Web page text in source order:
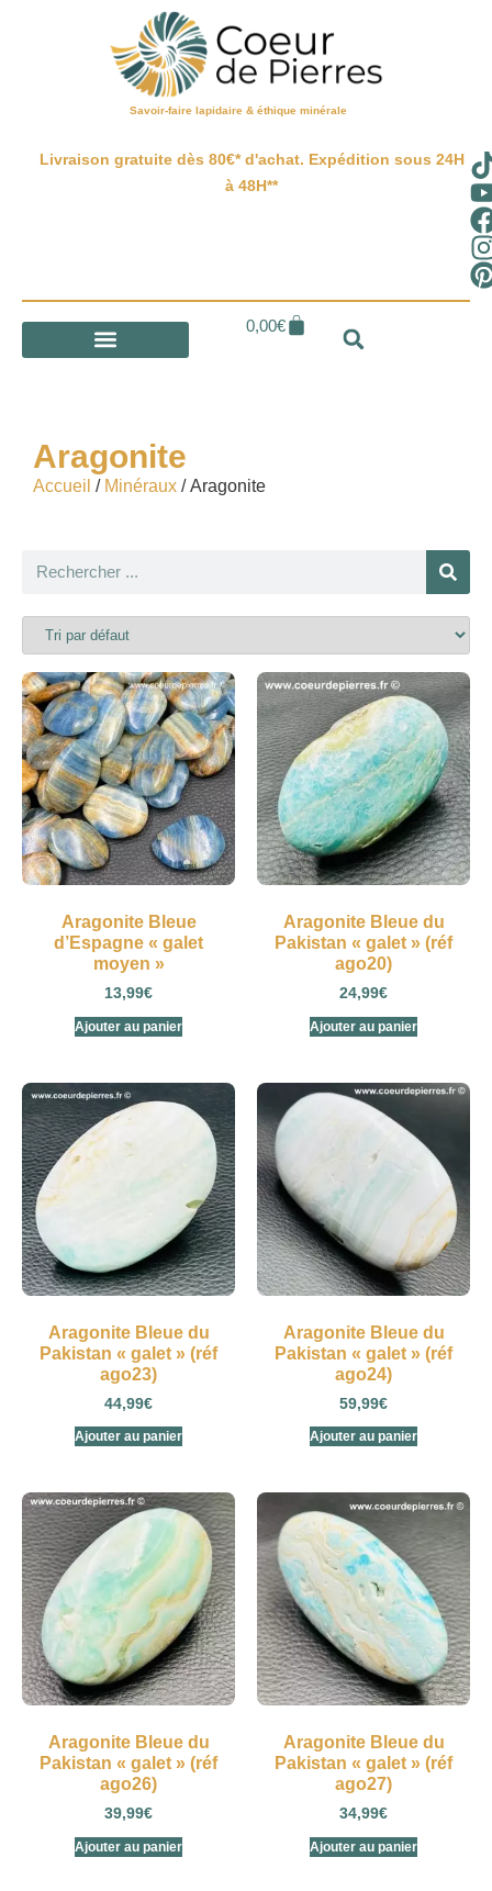
Savoir-faire lapidaire & éthique minérale
Livraison gratuite dès 80€* d'achat. Expédition sous 24H
à 48H**
0,00€
Aragonite
Accueil / Minéraux / Aragonite
Aragonite Bleue
d’Espagne « galet
moyen »
13,99€
Ajouter au panier
Aragonite Bleue du
Pakistan « galet » (réf
ago20)
24,99€
Ajouter au panier
Aragonite Bleue du
Pakistan « galet » (réf
ago23)
44,99€
Ajouter au panier
Aragonite Bleue du
Pakistan « galet » (réf
ago24)
59,99€
Ajouter au panier
Aragonite Bleue du
Pakistan « galet » (réf
ago26)
39,99€
Ajouter au panier
Aragonite Bleue du
Pakistan « galet » (réf
ago27)
34,99€
Ajouter au panier